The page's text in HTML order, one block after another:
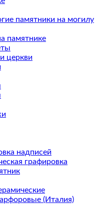
памятники на могилу
памятнике
церкви
надписей
графировка
(Италия)